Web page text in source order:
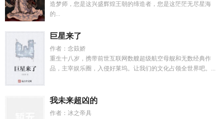
造梦师，您是这兴盛辉煌王朝的缔造者，您是这茫茫无尽星海
的...
巨星来了
作者：念笯娇
重生十八岁，携带前世互联网数艘超级航空母舰和无数经典作
品，主宰娱乐圈，入侵好莱坞。让我们的文化占领全世界吧。...
我未来超凶的
作者：冰之帝具